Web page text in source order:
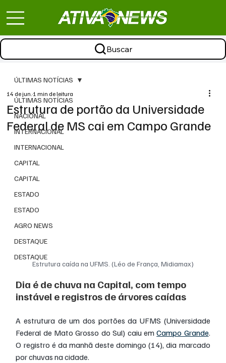
Buscar
ÚLTIMAS NOTÍCIAS
NACIONAL
INTERNACIONAL
INTERNACIONAL
CAPITAL
CAPITAL
ESTADO
ESTADO
AGRO NEWS
DESTAQUE
DESTAQUE
ÚLTIMAS NOTÍCIAS
Estrutura de portão da Universidade
Federal de MS cai em Campo Grande
14 de jun.1 min de leitura
Estrutura caída na UFMS. (Léo de França, Midiamax)
Dia é de chuva na Capital, com tempo
instável e registros de árvores caídas
A estrutura de um dos portões da UFMS (Universidade
Federal de Mato Grosso do Sul) caiu em Campo Grande.
O registro é da manhã deste domingo (14), dia marcado
por chuvas na cidade.